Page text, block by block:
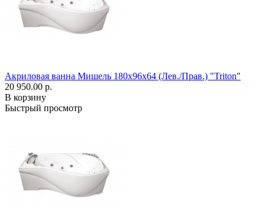
Акриловая ванна Мишель 180x96x64 (Лев./Прав.) "Triton"
20 950.00 р.
В корзину
Быстрый просмотр